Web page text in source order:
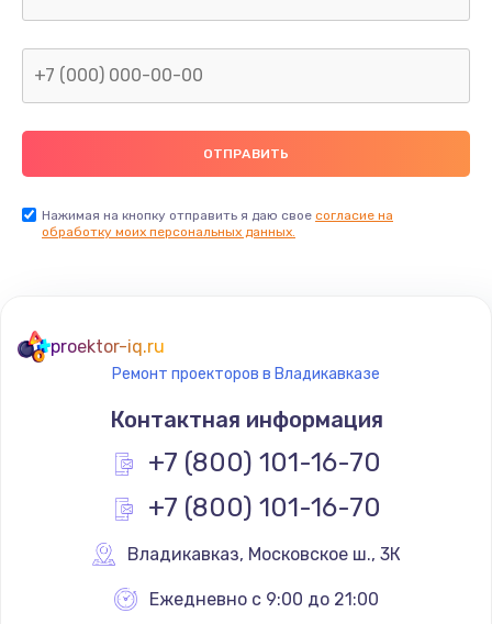
Нажимая на кнопку отправить я даю свое согласие на
обработку моих персональных данных.
proektor-iq.ru
Ремонт проекторов в Владикавказе
Контактная информация
+7 (800) 101-16-70
+7 (800) 101-16-70
Владикавказ, Московское ш., 3К
Ежедневно с 9:00 до 21:00